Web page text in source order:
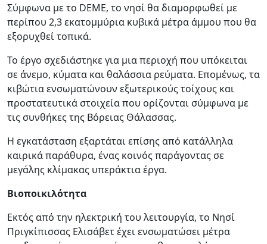
Σύμφωνα με το DEME, το νησί θα διαμορφωθεί με
περίπου 2,3 εκατομμύρια κυβικά μέτρα άμμου που θα
εξορυχθεί τοπικά.
Το έργο σχεδιάστηκε για μια περιοχή που υπόκειται
σε άνεμο, κύματα και θαλάσσια ρεύματα. Επομένως, τα
κιβώτια ενσωματώνουν εξωτερικούς τοίχους και
προστατευτικά στοιχεία που ορίζονται σύμφωνα με
τις συνθήκες της Βόρειας Θάλασσας.
Η εγκατάσταση εξαρτάται επίσης από κατάλληλα
καιρικά παράθυρα, ένας κοινός παράγοντας σε
μεγάλης κλίμακας υπεράκτια έργα.
Βιοποικιλότητα
Εκτός από την ηλεκτρική του λειτουργία, το Νησί
Πριγκίπισσας Ελισάβετ έχει ενσωματώσει μέτρα